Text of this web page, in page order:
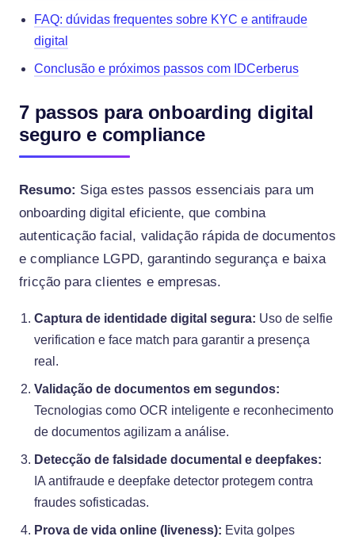
FAQ: dúvidas frequentes sobre KYC e antifraude
digital
Conclusão e próximos passos com IDCerberus
7 passos para onboarding digital
seguro e compliance
Resumo: Siga estes passos essenciais para um
onboarding digital eficiente, que combina
autenticação facial, validação rápida de documentos
e compliance LGPD, garantindo segurança e baixa
fricção para clientes e empresas.
Captura de identidade digital segura: Uso de selfie
verification e face match para garantir a presença
real.
Validação de documentos em segundos:
Tecnologias como OCR inteligente e reconhecimento
de documentos agilizam a análise.
Detecção de falsidade documental e deepfakes:
IA antifraude e deepfake detector protegem contra
fraudes sofisticadas.
Prova de vida online (liveness): Evita golpes